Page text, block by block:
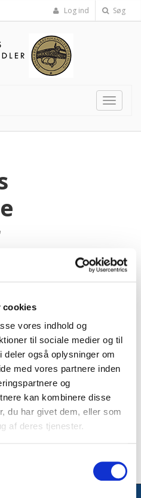
cookies
vores indhold og
til sociale medier og til
også oplysninger om
med vores partnere inden
og
kan kombinere disse
du har givet dem, eller som
af deres tjenester.
Log ind Søg
Toggle
demonstration af DV's digitale
hvad producentansvar for
Sæt kryds i kalenderen